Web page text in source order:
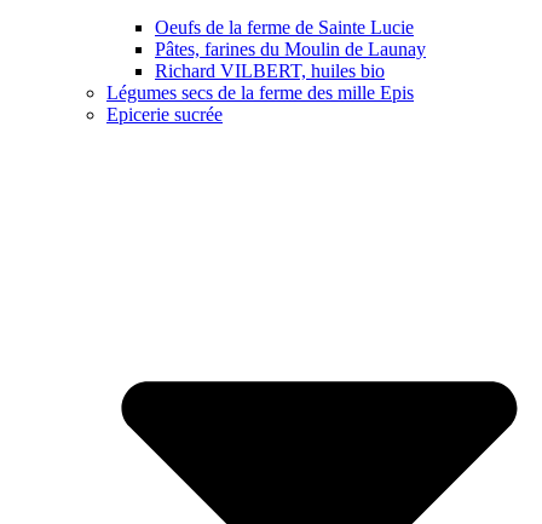
Oeufs de la ferme de Sainte Lucie
Pâtes, farines du Moulin de Launay
Richard VILBERT, huiles bio
Légumes secs de la ferme des mille Epis
Epicerie sucrée